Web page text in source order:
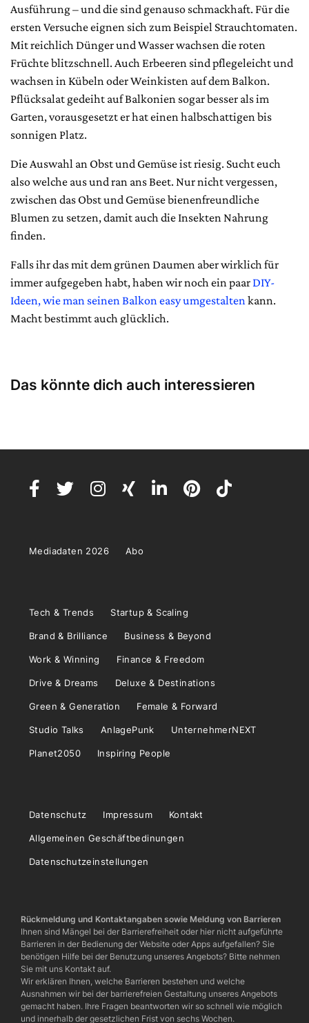
Ausführung – und die sind genauso schmackhaft. Für die
ersten Versuche eignen sich zum Beispiel Strauchtomaten.
Mit reichlich Dünger und Wasser wachsen die roten
Früchte blitzschnell. Auch Erbeeren sind pflegeleicht und
wachsen in Kübeln oder Weinkisten auf dem Balkon.
Pflücksalat gedeiht auf Balkonien sogar besser als im
Garten, vorausgesetzt er hat einen halbschattigen bis
sonnigen Platz.
Die Auswahl an Obst und Gemüse ist riesig. Sucht euch
also welche aus und ran ans Beet. Nur nicht vergessen,
zwischen das Obst und Gemüse bienenfreundliche
Blumen zu setzen, damit auch die Insekten Nahrung
finden.
Falls ihr das mit dem grünen Daumen aber wirklich für
immer aufgegeben habt, haben wir noch ein paar DIY-
Ideen, wie man seinen Balkon easy umgestalten kann.
Macht bestimmt auch glücklich.
Das könnte dich auch interessieren
Mediadaten 2026 Abo
Tech & Trends Startup & Scaling
Brand & Brilliance Business & Beyond
Work & Winning Finance & Freedom
Drive & Dreams Deluxe & Destinations
Green & Generation Female & Forward
Studio Talks AnlagePunk UnternehmerNEXT
Planet2050 Inspiring People
Datenschutz Impressum Kontakt
Allgemeinen Geschäftbedinungen
Datenschutzeinstellungen
Rückmeldung und Kontaktangaben sowie Meldung von Barrieren
Ihnen sind Mängel bei der Barrierefreiheit oder hier nicht aufgeführte
Barrieren in der Bedienung der Website oder Apps aufgefallen? Sie
benötigen Hilfe bei der Benutzung unseres Angebots? Bitte nehmen
Sie mit uns Kontakt auf.
Wir erklären Ihnen, welche Barrieren bestehen und welche
Ausnahmen wir bei der barrierefreien Gestaltung unseres Angebots
gemacht haben. Ihre Fragen beantworten wir so schnell wie möglich
und innerhalb der gesetzlichen Frist von sechs Wochen.